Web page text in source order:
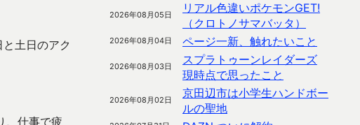
土日のアク
、仕事で疲
2026年08月05日
リアル色違いポケモンGET!
（クロトノサマバッタ）
2026年08月04日 ページ一新、触れたいこと
2026年08月03日
スプラトゥーンレイダーズ
現時点で思ったこと
2026年08月02日
京田辺市は小学生ハンドボー
ルの聖地